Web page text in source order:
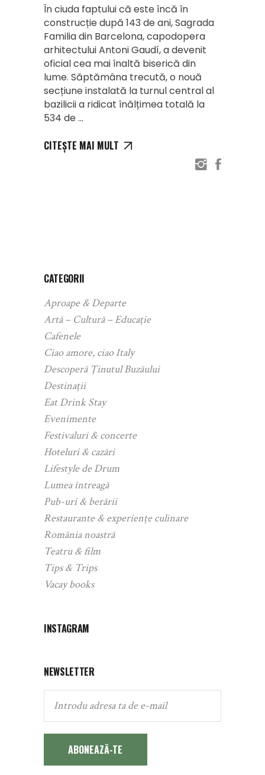
În ciuda faptului că este încă în
construcție după 143 de ani, Sagrada
Familia din Barcelona, capodopera
arhitectului Antoni Gaudí, a devenit
oficial cea mai înaltă biserică din
lume. Săptămâna trecută, o nouă
secțiune instalată la turnul central al
bazilicii a ridicat înălțimea totală la
534 de
CITEȘTE MAI MULT
CATEGORII
Aproape & Departe
Artă – Cultură – Educație
Cafenele
Ciao amore, ciao Italy
Descoperă Ținutul Buzăului
Destinații
Eat Drink Stay
Evenimente
Festivaluri & concerte
Hoteluri & cazări
Lifestyle de Drum
Lumea întreagă
Pub-uri & berării
Restaurante & experiențe culinare
România noastră
Teatru & film
Tips & Trips
Vacay books
INSTAGRAM
NEWSLETTER
ABONEAZĂ-TE